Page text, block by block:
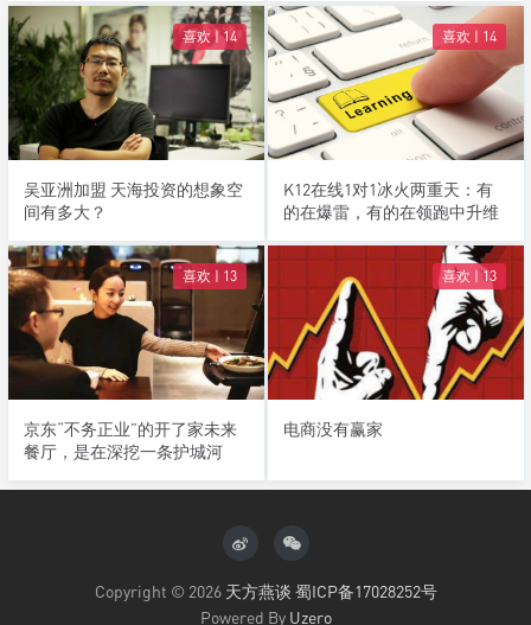
喜欢 |14
吴亚洲加盟 天海投资的想象空
间有多大？
喜欢 | 14
K12在线1对1冰火两重天：有
的在爆雷，有的在领跑中升维
喜欢 | 13
京东“不务正业”的开了家未来
餐厅，是在深挖一条护城河
喜欢 |13
电商没有赢家
Copyright © 2026 天方燕谈 蜀ICP备17028252号
Powered By Uzero